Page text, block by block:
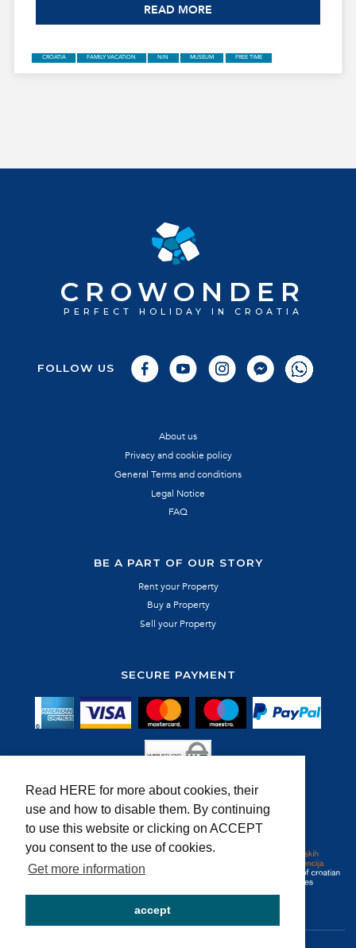
Read HERE for more about cookies, their
use and how to disable them. By continuing
to use this website or clicking on ACCEPT
you consent to the use of cookies.
Get more information
accept
READ MORE
CROATIA FAMILY VACATION NIN MUSEUM
CROWONDER
PERFECT HOLIDAY IN CROATIA
FOLLOW US
About us
Privacy and cookie policy
General Terms and conditions
Legal Notice
FAQ
BE A PART OF OUR STORY
Rent your Property
Buy a Property
Sell your Property
SECURE PAYMENT
MEMBER OF: